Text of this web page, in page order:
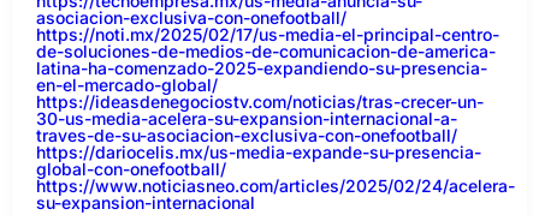
asociacion-exclusiva-con-onefootball/
https://noti.mx/2025/02/17/us-media-el-principal-centro-
de-soluciones-de-medios-de-comunicacion-de-america-
latina-ha-comenzado-2025-expandiendo-su-presencia-
en-el-mercado-global/
https://ideasdenegociostv.com/noticias/tras-crecer-un-
30-us-media-acelera-su-expansion-internacional-a-
traves-de-su-asociacion-exclusiva-con-onefootball/
https://dariocelis.mx/us-media-expande-su-presencia-
global-con-onefootball/
https://www.noticiasneo.com/articles/2025/02/24/acelera-
su-expansion-internacional